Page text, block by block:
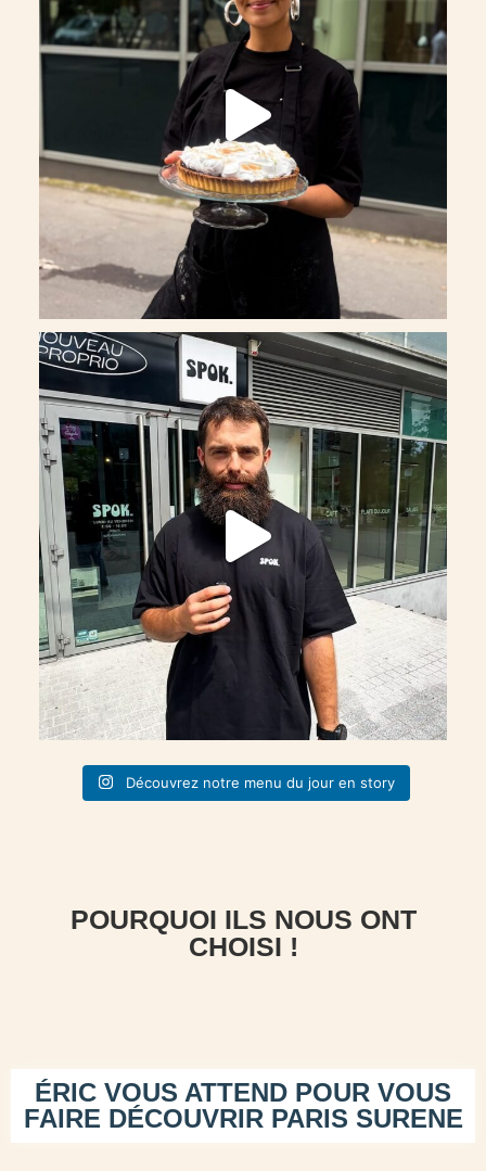
Un nouveau chapitre commence à Nanterre.
...
274 32
Découvrez notre menu du jour en story
POURQUOI ILS NOUS ONT
CHOISI !
ÉRIC VOUS ATTEND POUR VOUS
FAIRE DÉCOUVRIR PARIS SURENE